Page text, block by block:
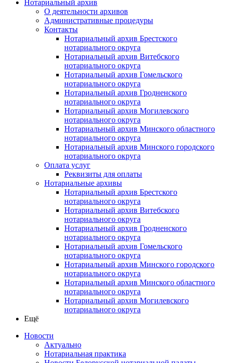
Нотариальный архив
О деятельности архивов
Административные процедуры
Контакты
Нотариальный архив Брестского
нотариального округа
Нотариальный архив Витебского
нотариального округа
Нотариальный архив Гомельского
нотариального округа
Нотариальный архив Гродненского
нотариального округа
Нотариальный архив Могилевского
нотариального округа
Нотариальный архив Минского областного
нотариального округа
Нотариальный архив Минского городского
нотариального округа
Оплата услуг
Реквизиты для оплаты
Нотариальные архивы
Нотариальный архив Брестского
нотариального округа
Нотариальный архив Витебского
нотариального округа
Нотариальный архив Гродненского
нотариального округа
Нотариальный архив Гомельского
нотариального округа
Нотариальный архив Минского городского
нотариального округа
Нотариальный архив Минского областного
нотариального округа
Нотариальный архив Могилевского
нотариального округа
Ещё
Новости
Актуально
Нотариальная практика